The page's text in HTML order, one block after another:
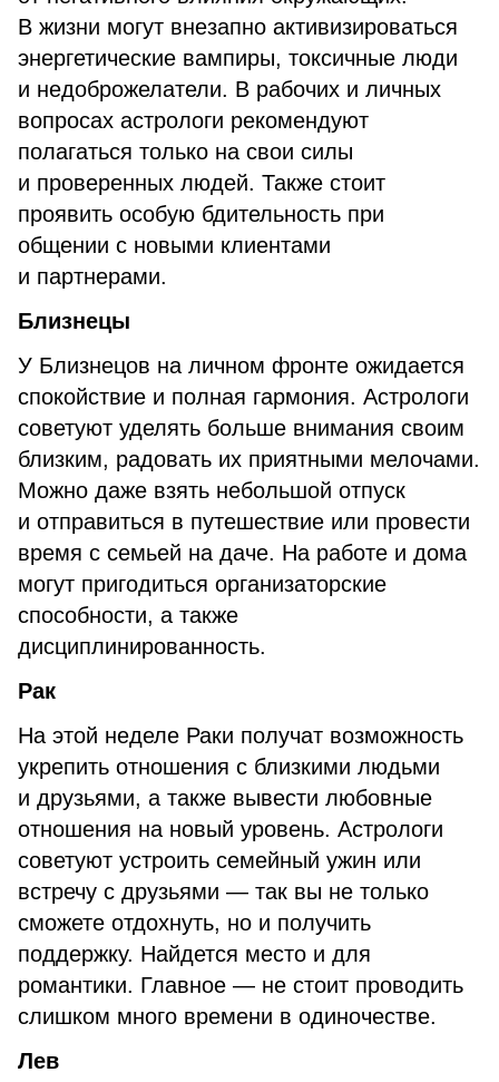
В жизни могут внезапно активизироваться
энергетические вампиры, токсичные люди
и недоброжелатели. В рабочих и личных
вопросах астрологи рекомендуют
полагаться только на свои силы
и проверенных людей. Также стоит
проявить особую бдительность при
общении с новыми клиентами
и партнерами.
Близнецы
У Близнецов на личном фронте ожидается
спокойствие и полная гармония. Астрологи
советуют уделять больше внимания своим
близким, радовать их приятными мелочами.
Можно даже взять небольшой отпуск
и отправиться в путешествие или провести
время с семьей на даче. На работе и дома
могут пригодиться организаторские
способности, а также
дисциплинированность.
Рак
На этой неделе Раки получат возможность
укрепить отношения с близкими людьми
и друзьями, а также вывести любовные
отношения на новый уровень. Астрологи
советуют устроить семейный ужин или
встречу с друзьями — так вы не только
сможете отдохнуть, но и получить
поддержку. Найдется место и для
романтики. Главное — не стоит проводить
слишком много времени в одиночестве.
Лев